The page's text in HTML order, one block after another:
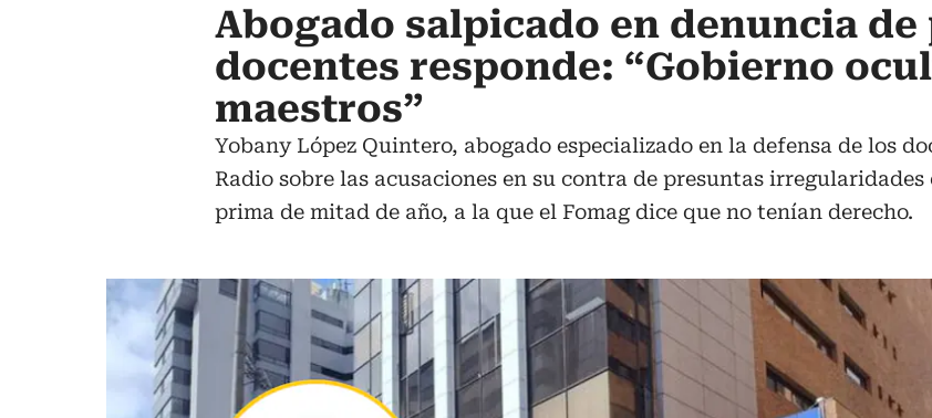
Abogado salpicado en denuncia de
docentes responde: “Gobierno
maestros”
Yobany López Quintero, abogado especializado en la defensa de los
Radio sobre las acusaciones en su contra de presuntas
prima de mitad de año, a la que el Fomag dice que no tenían derecho.